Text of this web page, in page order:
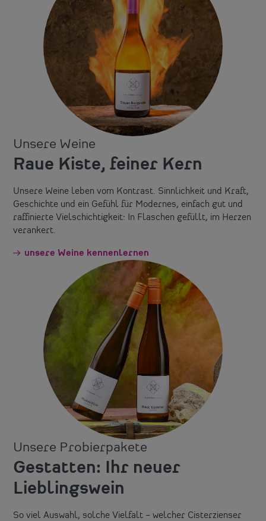
Unsere Weine
Raue Kiste, feiner Kern
Unsere Weine leben vom Kontrast. Sinnlichkeit und Kraft,
Geschichte und ein Gefühl für Modernes, einfach gut und
raffinierte Vielschichtigkeit: In Flaschen gefüllt, im Herzen
verankert.
unsere Weine kennenlernen
Unsere Probierpakete
Gestatten: Ihr neuer
Lieblingswein
So viel Auswahl, solche Vielfalt – welcher Cisterzienser